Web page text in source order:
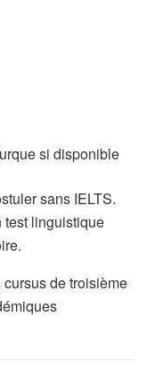
si disponible
sans IELTS.
test linguistique
de troisième